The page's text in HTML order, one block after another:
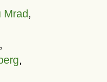
Mrad,
,